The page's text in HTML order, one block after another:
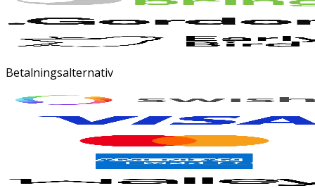
Betalningsalternativ